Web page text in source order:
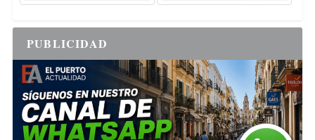
PUBLICIDAD